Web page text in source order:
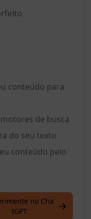
conteúdo para
de busca
do seu texto
conteúdo pelo
no Cha
tGPT